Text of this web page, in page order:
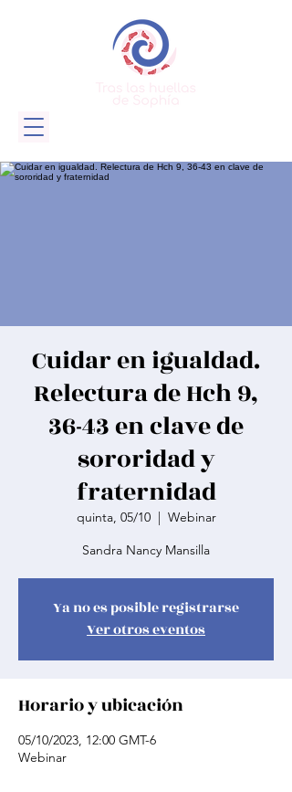
Cuidar en igualdad.
Relectura de Hch 9,
36-43 en clave de
sororidad y
fraternidad
quinta, 05/10
  |
Webinar
Sandra Nancy Mansilla
Ya no es posible registrarse
Ver otros eventos
Horario y ubicación
05/10/2023, 12:00 GMT-6
Webinar